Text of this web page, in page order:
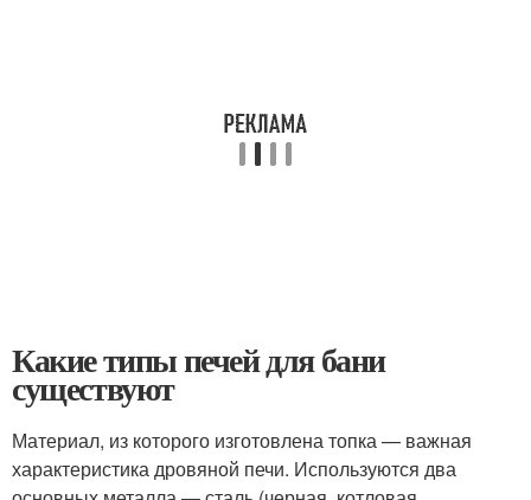
Какие типы печей для бани
существуют
Материал, из которого изготовлена топка — важная
характеристика дровяной печи. Используются два